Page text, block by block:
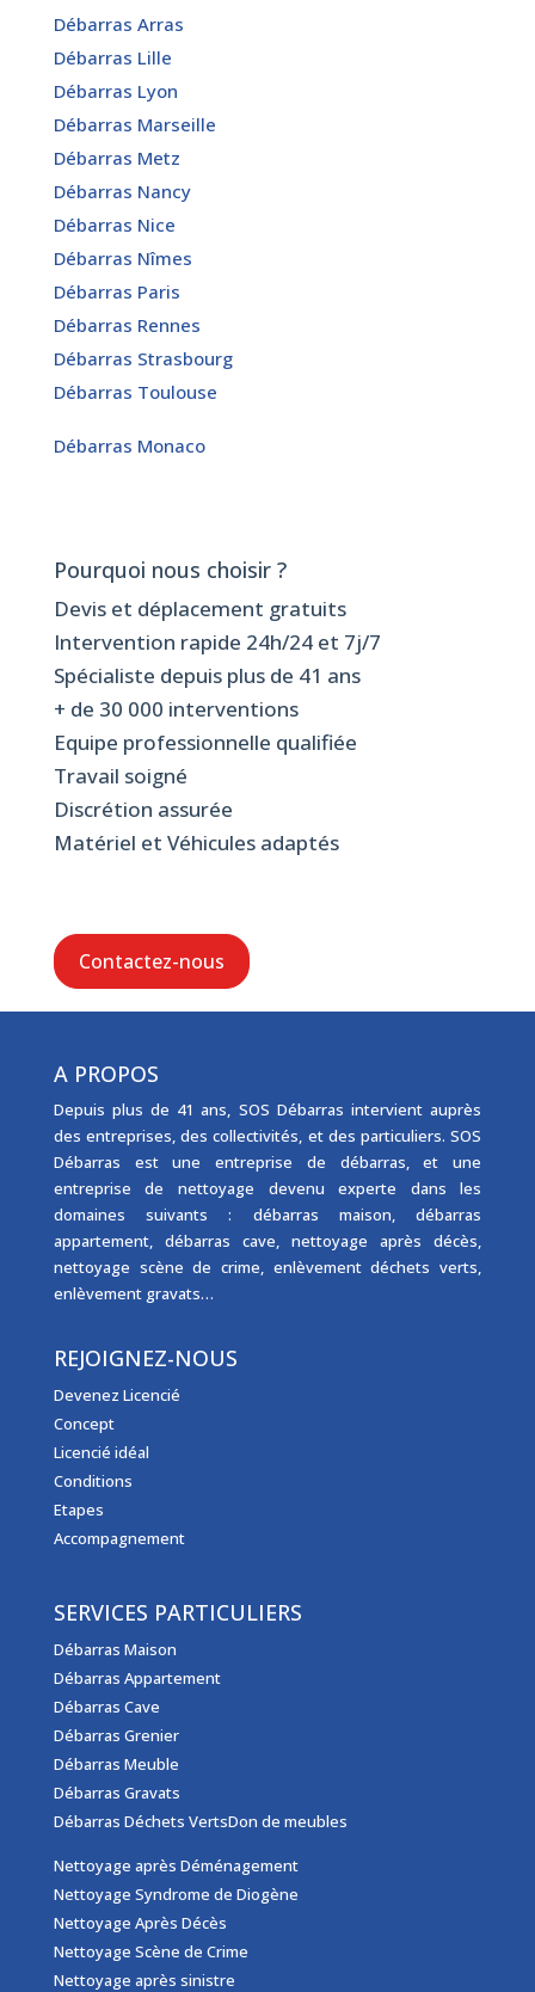
Débarras Arras
Débarras Lille
Débarras Lyon
Débarras Marseille
Débarras Metz
Débarras Nancy
Débarras Nice
Débarras Nîmes
Débarras Paris
Débarras Rennes
Débarras Strasbourg
Débarras Toulouse
Débarras Monaco
Pourquoi nous choisir ?
Devis et déplacement gratuits
Intervention rapide 24h/24 et 7j/7
Spécialiste depuis plus de 41 ans
+ de 30 000 interventions
Equipe professionnelle qualifiée
Travail soigné
Discrétion assurée
Matériel et Véhicules adaptés
Contactez-nous
A PROPOS
Depuis plus de 41 ans, SOS Débarras intervient auprès
des entreprises, des collectivités, et des particuliers. SOS
Débarras est uneentreprise de débarras, et une
entreprise de nettoyage devenu experte dans les
domaines suivants : débarras maison,débarras
appartement, débarras cave,nettoyage après décès,
nettoyage scène de crime, enlèvement déchets verts,
enlèvement gravats…
REJOIGNEZ-NOUS
Devenez Licencié
Concept
Licencié idéal
Conditions
Etapes
Accompagnement
SERVICES PARTICULIERS
Débarras Maison
Débarras Appartement
Débarras Cave
Débarras Grenier
Débarras Meuble
Débarras Gravats
Débarras Déchets VertsDon de meubles
Nettoyage après Déménagement
Nettoyage Syndrome de Diogène
Nettoyage Après Décès
Nettoyage Scène de Crime
Nettoyage après sinistre